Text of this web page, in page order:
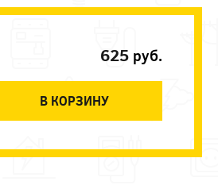
625 руб.
В КОРЗИНУ